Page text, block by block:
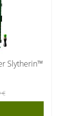
Slytherin™
€